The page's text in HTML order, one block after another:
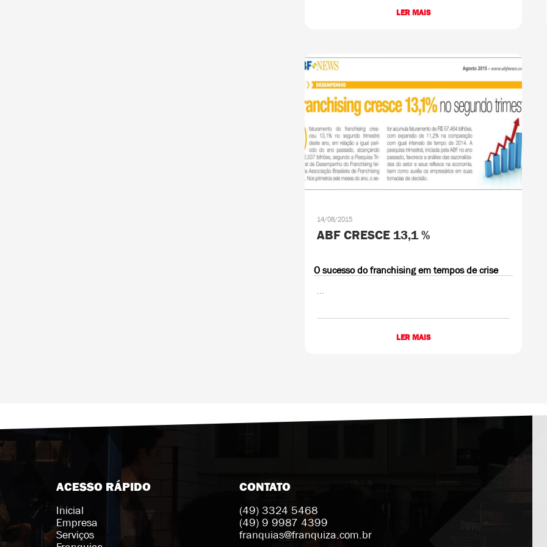
LER MAIS
ABF CRESCE 13,1 %
14/08/2015
O sucesso do franchising em tempos de crise
LER MAIS
ACESSO RÁPIDO
Inicial
Empresa
Serviços
CONTATO
(49) 3324 5468
(49) 9 9987 4399
franquias@franquiza.com.br